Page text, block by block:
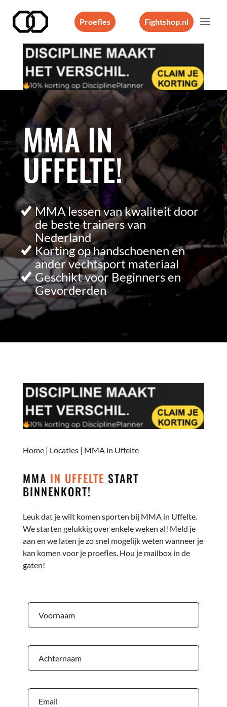
Proefles Fightshop.nl
MMA IN
UFFELTE!
MMA lessen van kwaliteit door
de beste trainers van
Nederland
Korting op handschoenen en
ander vechtsport materiaal
Geschikt voor Beginners en
Gevorderden
Home| Locaties| MMA in Uffelte
MMA IN UFFELTE START
BINNENKORT!
Leuk dat je wilt komen sporten bij MMA in Uffelte.
We starten gelukkig over enkele weken al! Meld je
aan en we laten je zo snel mogelijk weten wanneer je
kan komen voor je proefles. Hou je mailbox in de
gaten!